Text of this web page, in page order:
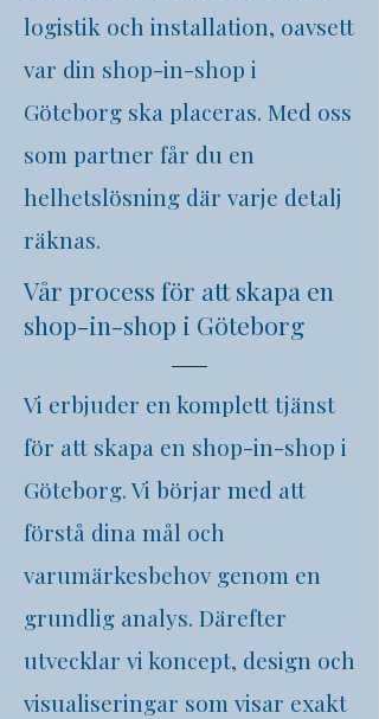
logistik och installation, oavsett
var din shop-in-shop i
Göteborg ska placeras. Med oss
som partner får du en
helhetslösning där varje detalj
räknas.
Vår process för att skapa en
shop-in-shop i Göteborg
Vi erbjuder en komplett tjänst
för att skapa en shop-in-shop i
Göteborg. Vi börjar med att
förstå dina mål och
varumärkesbehov genom en
grundlig analys. Därefter
utvecklar vi koncept, design och
visualiseringar som visar exakt